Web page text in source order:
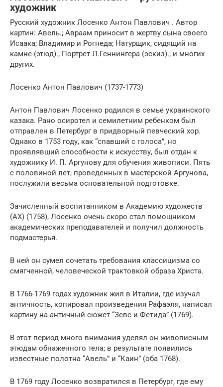
художник
Русский художник Лосенко Антон Павлович . Автор
картин: Авель.; Авраам приносит в жертву сына своего
Исаака; Владимир и Рогнеда; Натурщик, сидящий на
камне (этюд).; Портрет Л.Геннингера (эскиз).; и многих
других.
Лосенко Антон Павлович (1737-1773)
Антон Павлович Лосенко родился в семье украинского
казака. Рано осиротел и семилетним ребенком был
отправлен в Петербург в придворный певческий хор.
Однако в 1753 году, как “спавший с голоса”, но
проявлявший способности к искусству, был отдан к
художнику И. П. Аргунову для обучения живописи. Пять
с половиной лет, проведенных в мастерской Аргунова,
послужили весьма основательной подготовке.
Зачисленный воспитанником в Академию художеств
(АХ) (1758), Лосенко очень скоро стал помощником
академических преподавателей и получил должность
подмастерья.
В ней он сумел сочетать требования классицизма со
смягченной, человеческой трактовкой образа Христа.
В 1766-1769 годах художник жил в Италии, где изучал
античность, копировал произведения Рафаэля, написал
картину на античный сюжет “Зевс и Фетида” (1769).
В этот период много внимания уделял он живописным
этюдам обнаженного тела; в результате появились
известные полотна “Авель” и “Каин” (оба 1768).
В 1769 году Лосенко возвратился в Петербург, где ему